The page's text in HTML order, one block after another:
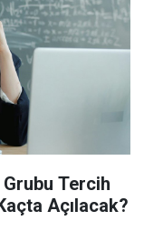
Tercih
Açılacak?